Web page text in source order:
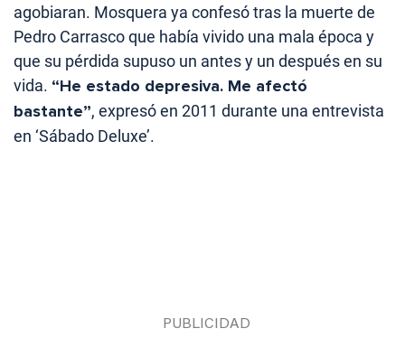
agobiaran. Mosquera ya confesó tras la muerte de
Pedro Carrasco que había vivido una mala época y
que su pérdida supuso un antes y un después en su
vida. “He estado depresiva. Me afectó
bastante”, expresó en 2011 durante una entrevista
en ‘Sábado Deluxe’.